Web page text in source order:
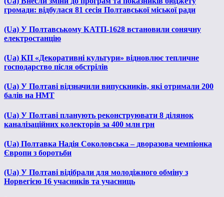
громади: відбулася 81 сесія Полтавської міської ради
(Ua) У Полтавському КАТП-1628 встановили сонячну
електростанцію
(Ua) КП «Декоративні культури» відновлює тепличне
господарство після обстрілів
(Ua) У Полтаві відзначили випускників, які отримали 200
балів на НМТ
(Ua) У Полтаві планують реконструювати 8 ділянок
каналізаційних колекторів за 400 млн грн
(Ua) Полтавка Надія Соколовська – дворазова чемпіонка
Європи з боротьби
(Ua) У Полтаві відібрали для молодіжного обміну з
Норвегією 16 учасників та учасниць